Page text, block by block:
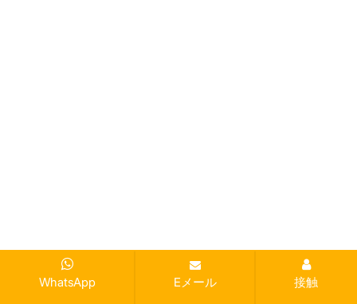
WhatsApp Eメール 接触